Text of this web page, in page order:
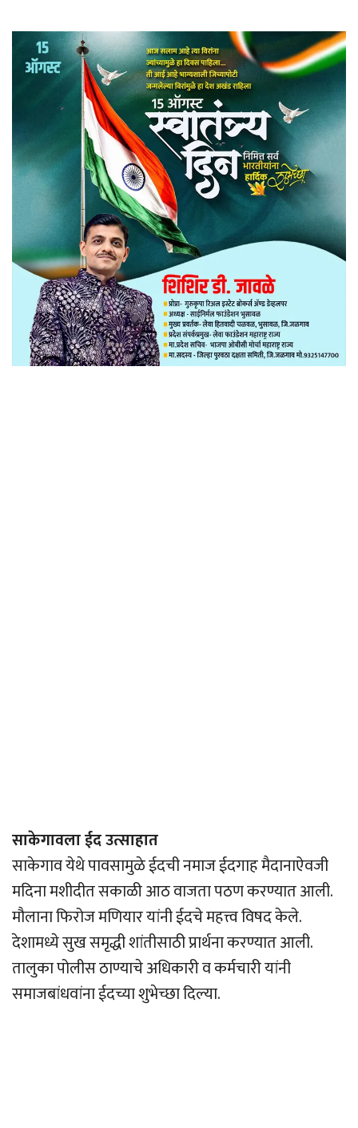
साकेगावला ईद उत्साहात
साकेगाव येथे पावसामुळे ईदची नमाज ईदगाह मैदानाऐवजी
मदिना मशीदीत सकाळी आठ वाजता पठण करण्यात आली.
मौलाना फिरोज मणियार यांनी ईदचे महत्त्व विषद केले.
देशामध्ये सुख समृद्धी शांतीसाठी प्रार्थना करण्यात आली.
तालुका पोलीस ठाण्याचे अधिकारी व कर्मचारी यांनी
समाजबांधवांना ईदच्या शुभेच्छा दिल्या.